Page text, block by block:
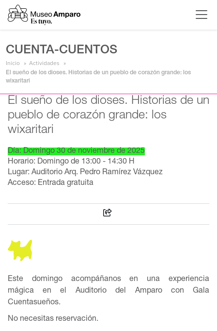
CUENTA-CUENTOS
Inicio Actividades
El sueño de los dioses. Historias de un pueblo de corazón grande: los
wixaritari
El sueño de los dioses. Historias de un
pueblo de corazón grande: los
wixaritari
Día: Domingo 30 de noviembre de 2025
Horario: Domingo de 13:00 - 14:30 H
Lugar: Auditorio Arq. Pedro Ramírez Vázquez
Acceso: Entrada gratuita
Este domingo acompáñanos en una experiencia
mágica en el Auditorio del Amparo con Gala
Cuentasueños.
No necesitas reservación.